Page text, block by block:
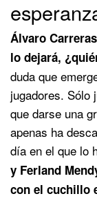
Álvaro
lo dejará,
duda que
jugadores. Sólo
que darse una
apenas ha
día en el que lo
y Ferland
con el cuchillo